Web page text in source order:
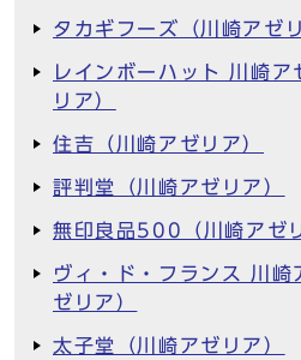
タカギフーズ（川崎アゼ
レインボーハット 川崎
リア）
住吉（川崎アゼリア）
評判堂（川崎アゼリア）
無印良品500（川崎アゼ
ヴィ・ド・フランス 川崎
ゼリア）
太子堂（川崎アゼリア）